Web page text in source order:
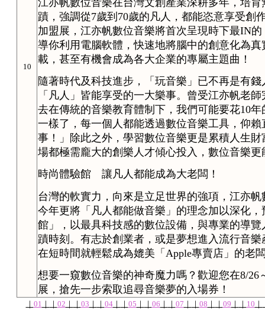
10
蹟，強調從7歲到70歲的凡人，都能恣意享受創
加盟展，江亦帆數位音樂將首次呈現時下最IN
導你利用電腦軟體，快速地將腦中的創意化為
載，甚至有機會成為各大企業的專屬主題曲！
隨著時代及科技進步，「玩音樂」已不再是有
「凡人」皆能享受的一大樂事。曾受江亦帆老
去在傳統的音樂教育體制下，我們可能要花10
一樣了，每一個人都能透過數位音樂工具，仰
事！」除此之外，學習數位音樂更是累積人生
場都極需龐大的創樂人才傾心投入，數位音樂
時尚體驗館 讓凡人都能成為大老闆！
台灣的軟實力，向來是立足世界的強項，江亦
今年更將「凡人都能做音樂」的理念加以深化
館」，以最具科技感的數位設備，與專業的導
蹟時刻。有志於創業者，或是夢想進入流行音
在短時間就輕鬆成為媲美「Apple專賣店」的老
想要一窺數位音樂的神奇魔力嗎？歡迎您在8/26
展，搶先一步索取追尋音樂夢的入場券！
｜ 01 ｜ ｜ 02 ｜ ｜ 03 ｜ ｜ 04｜ ｜ 05 ｜ ｜ 06 ｜ ｜ 07 ｜ ｜ 08 ｜ ｜ 09 ｜ ｜ 10 ｜